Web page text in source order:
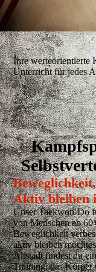
Ihre werteorientierte
Unterricht für jedes
Aktiv bleiben
Unser Taekwon-Do
von Menschen ab
Beweglichkeit
aktiv bleiben
Altstadt findest du
Training, das Körper